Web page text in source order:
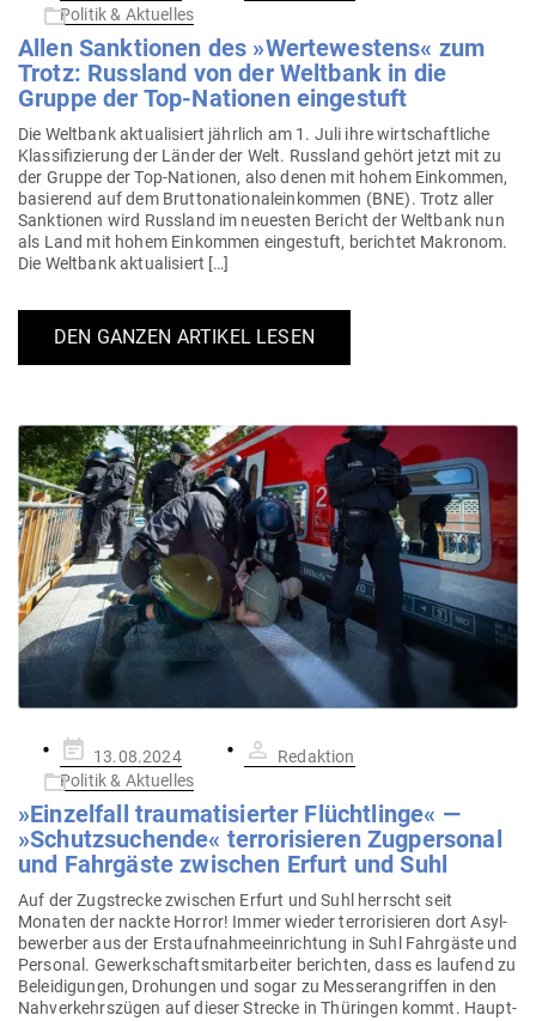
am
Politik & Aktuelles
Allen Sank­tionen des »Wer­te­westens« zum
Trotz: Russland von der Weltbank in die
Gruppe der Top-Nationen eingestuft
Die Weltbank aktua­li­siert jährlich am 1. Juli ihre wirt­schaft­liche
Klas­si­fi­zierung der Länder der Welt. Russland gehört jetzt mit zu
der Gruppe der Top-Nationen, also denen mit hohem Ein­kommen,
basierend auf dem Brut­to­na­tio­nal­ein­kommen (BNE). Trotz aller
Sank­tionen wird Russland im neu­esten Bericht der Weltbank nun
als Land mit hohem Ein­kommen ein­ge­stuft, berichtet Makronom.
Die Weltbank aktualisiert […]
DEN GANZEN ARTIKEL LESEN
Gepostet
am
13.08.2024
Redaktion
Politik & Aktuelles
»Ein­zelfall trau­ma­ti­sierter Flücht­linge« —
»Schutz­su­chende« ter­ro­ri­sieren Zug­per­sonal
und Fahr­gäste zwi­schen Erfurt und Suhl
Auf der Zug­strecke zwi­schen Erfurt und Suhl herrscht seit
Monaten der nackte Horror! Immer wieder ter­ro­ri­sieren dort Asyl­
be­werber aus der Erst­auf­nah­me­ein­richtung in Suhl Fahr­gäste und
Per­sonal. Gewerk­schafts­mit­ar­beiter berichten, dass es laufend zu
Belei­di­gungen, Dro­hungen und sogar zu Mes­ser­an­griffen in den
Nah­ver­kehrs­zügen auf dieser Strecke in Thü­ringen kommt. Haupt­